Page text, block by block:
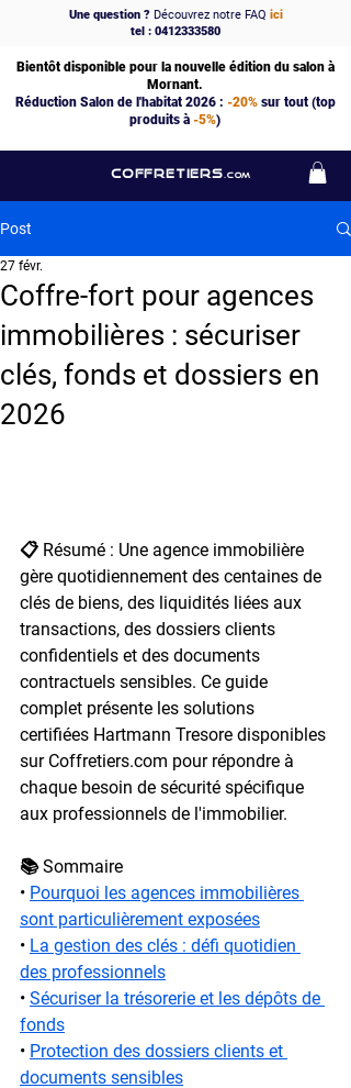
COFFRETIERS .COM
Une question ?Découvrez notre FAQ ici
tel : 0412333580
Bientôt disponible pour la nouvelle édition du salon à
Mornant.
Réduction Salon de l'habitat 2026 : -20%sur tout (top
produits à -5%)
Post
Coffre-fort pour agences
immobilières : sécuriser
clés, fonds et dossiers en
2026
27 févr.
📋 Résumé : Une agence immobilière
gère quotidiennement des centaines de
clés de biens, des liquidités liées aux
transactions, des dossiers clients
confidentiels et des documents
contractuels sensibles. Ce guide
complet présente les solutions
certifiées Hartmann Tresore disponibles
sur Coffretiers.com pour répondre à
chaque besoin de sécurité spécifique
aux professionnels de l'immobilier.
📚 Sommaire
• Pourquoi les agences immobilières
sont particulièrement exposées
• La gestion des clés : défi quotidien
des professionnels
• Sécuriser la trésorerie et les dépôts de
fonds
• Protection des dossiers clients et
documents sensibles